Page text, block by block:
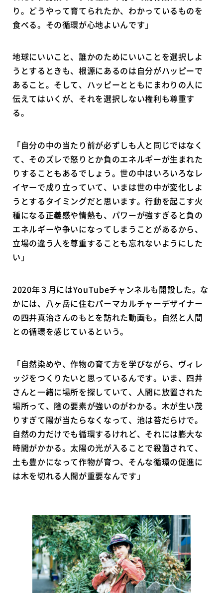
り。どうやって育てられたか、わかっているものを
食べる。その循環が心地よいんです」
地球にいいこと、誰かのためにいいことを選択しよ
うとするときも、根源にあるのは自分がハッピーで
あること。そして、ハッピーとともにまわりの人に
伝えてはいくが、それを選択しない権利も尊重す
る。
「自分の中の当たり前が必ずしも人と同じではなく
て、そのズレで怒りとか負のエネルギーが生まれた
りすることもあるでしょう。世の中はいろいろなレ
イヤーで成り立っていて、いまは世の中が変化しよ
うとするタイミングだと思います。行動を起こす火
種になる正義感や情熱も、パワーが強すぎると負の
エネルギーや争いになってしまうことがあるから、
立場の違う人を尊重することも忘れないようにした
い」
2020年３月にはYouTubeチャンネルも開設した。な
かには、八ヶ岳に住むパーマカルチャーデザイナー
の四井真治さんのもとを訪れた動画も。自然と人間
との循環を感じているという。
「自然染めや、作物の育て方を学びながら、ヴィレ
ッジをつくりたいと思っているんです。いま、四井
さんと一緒に場所を探していて、人間に放置された
場所って、陰の要素が強いのがわかる。木が生い茂
りすぎて陽が当たらなくなって、池は苔だらけで。
自然の力だけでも循環するけれど、それには膨大な
時間がかかる。太陽の光が入ることで殺菌されて、
土も豊かになって作物が育つ、そんな循環の促進に
は木を切れる人間が重要なんです」